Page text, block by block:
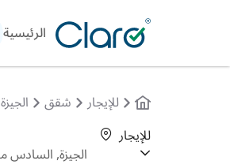
الرئيسية
للإيجار شقق الجيزة
للإيجار